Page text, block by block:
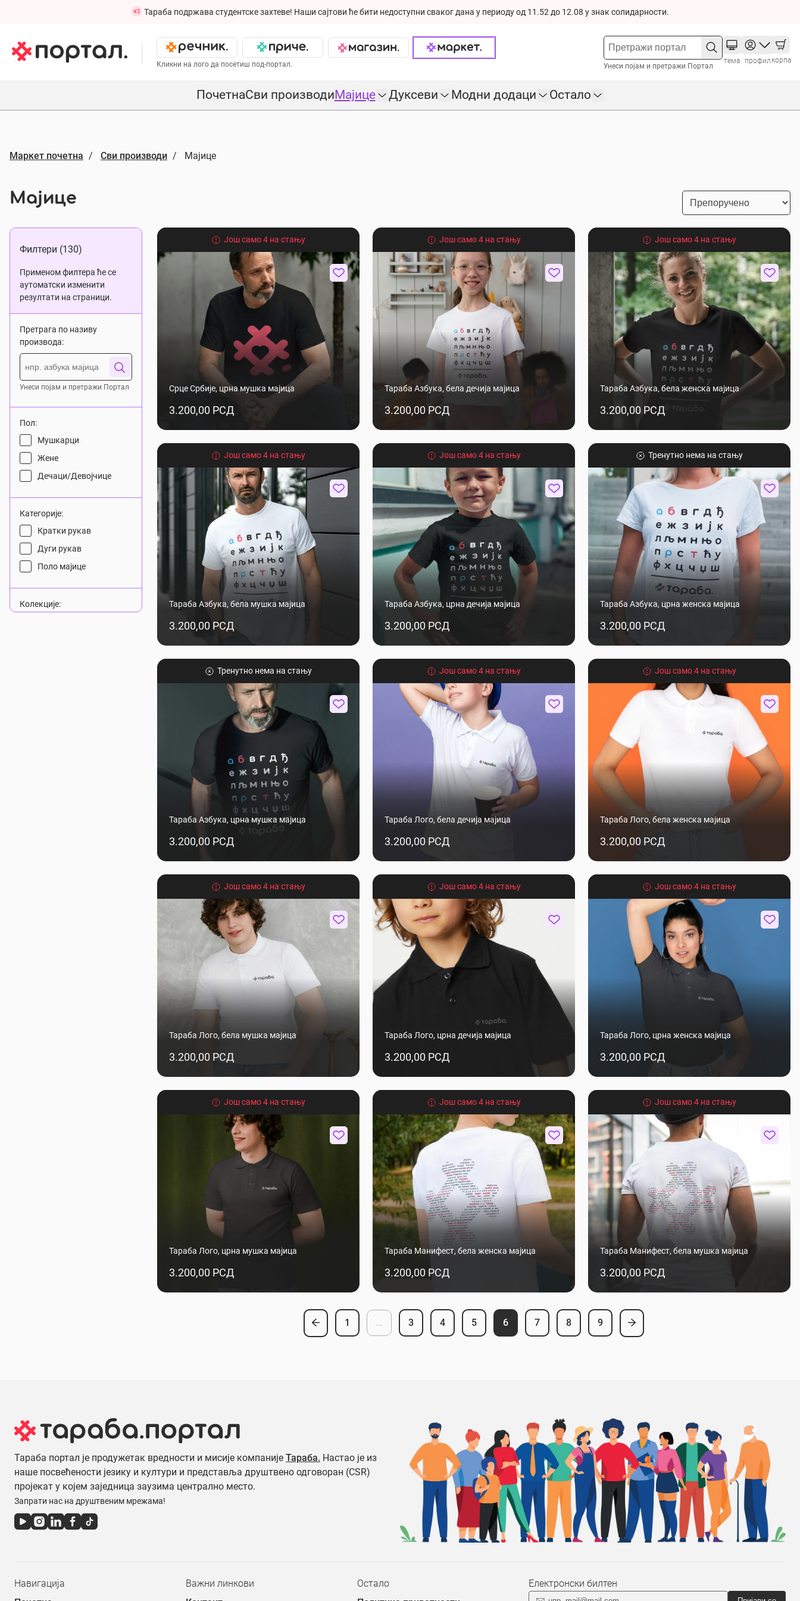
Тараба подржава студентске захтеве! Наши сајтови ће бити недоступни сваког дана у периоду од 11.52 до 12.08 у знак солидарности.
Кликни на лого да посетиш под-портал. Унеси појам и претражи Портал
тема профил корпа
ПочетнаСви производиМајице Дуксеви Модни додаци Остало
Маркет почетна Сви производи Мајице
Мајице
Филтери (130)
Применом филтера ће се
аутоматски изменити
резултати на страници.
Претрага по називу
производа:
Унеси појам и претражи Портал
Пол:
Мушкарци
Жене
Дечаци/Девојчице
Категорије:
Кратки рукав
Дуги рукав
Поло мајице
Колекције:
Још само 4 на стању
Срце Србије, црна мушка мајица
3.200,00 РСД
Још само 4 на стању
Тараба Азбука, бела дечија мајица
3.200,00 РСД
Још само 4 на стању
Тараба Азбука, бела женска мајица
3.200,00 РСД
Још само 4 на стању
Тараба Азбука, бела мушка мајица
3.200,00 РСД
Још само 4 на стању
Тараба Азбука, црна дечија мајица
3.200,00 РСД
Тренутно нема на стању
Тараба Азбука, црна женска мајица
3.200,00 РСД
Тренутно нема на стању
Тараба Азбука, црна мушка мајица
3.200,00 РСД
Још само 4 на стању
Тараба Лого, бела дечија мајица
3.200,00 РСД
Још само 4 на стању
Тараба Лого, бела женска мајица
3.200,00 РСД
Још само 4 на стању
Тараба Лого, бела мушка мајица
3.200,00 РСД
Још само 4 на стању
Тараба Лого, црна дечија мајица
3.200,00 РСД
Још само 4 на стању
Тараба Лого, црна женска мајица
3.200,00 РСД
Још само 4 на стању
Тараба Лого, црна мушка мајица
3.200,00 РСД
Још само 4 на стању
Тараба Манифест, бела женска мајица
3.200,00 РСД
Још само 4 на стању
Тараба Манифест, бела мушка мајица
3.200,00 РСД
1 ... 3 4 5 6 7 8 9
Тараба портал је продужетак вредности и мисије компаније Тараба. Настао је из
наше посвећености језику и култури и представља друштвено одговоран (CSR)
пројекат у којем заједница заузима централно место.
Запрати нас на друштвеним мрежама!
Навигација
Важни линкови
Остало
Електронски билтен